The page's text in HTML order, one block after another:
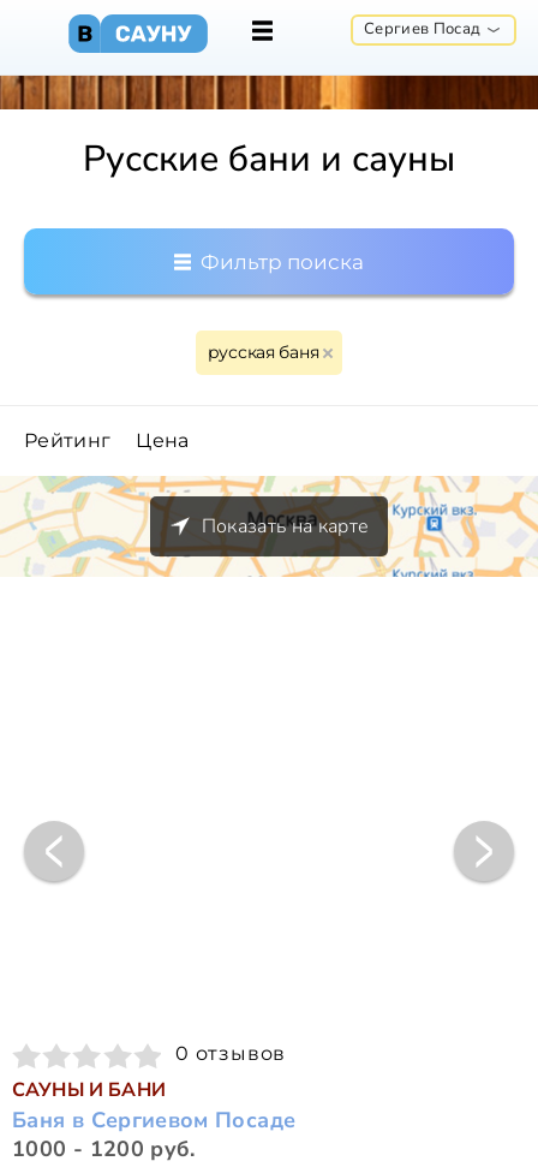
Сергиев Посад
Русские бани и сауны
Фильтр поиска
русская баня
Рейтинг Цена
Показать на карте
0 отзывов
САУНЫ И БАНИ
Баня в Сергиевом Посаде
1000 - 1200 руб.